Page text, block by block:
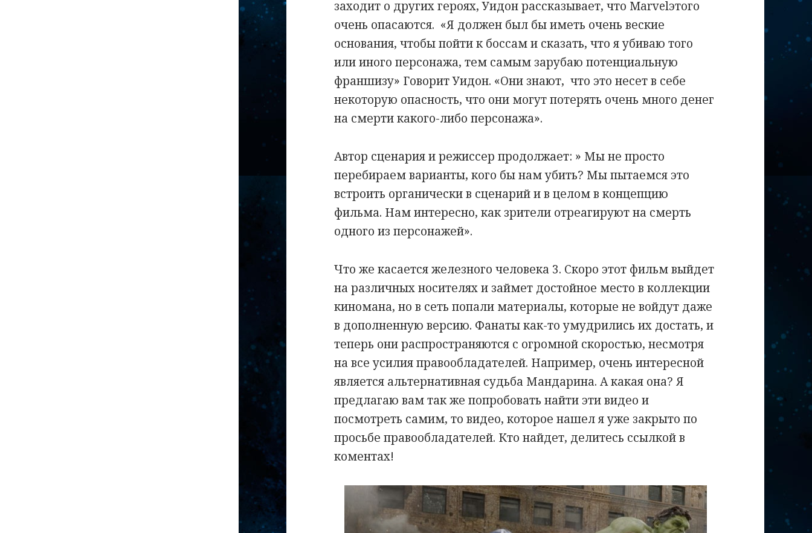
заходит о других героях, Уидон рассказывает, что Marvelэтого
очень опасаются. «Я должен был бы иметь очень веские
основания, чтобы пойти к боссам и сказать, что я убиваю того
или иного персонажа, тем самым зарубаю потенциальную
франшизу» Говорит Уидон. «Они знают, что это несет в себе
некоторую опасность, что они могут потерять очень много денег
на смерти какого-либо персонажа».
Автор сценария и режиссер продолжает: » Мы не просто
перебираем варианты, кого бы нам убить? Мы пытаемся это
встроить органически в сценарий и в целом в концепцию
фильма. Нам интересно, как зрители отреагируют на смерть
одного из персонажей».
Что же касается железного человека 3. Скоро этот фильм выйдет
на различных носителях и займет достойное место в коллекции
киномана, но в сеть попали материалы, которые не войдут даже
в дополненную версию. Фанаты как-то умудрились их достать, и
теперь они распространяются с огромной скоростью, несмотря
на все усилия правообладателей. Например, очень интересной
является альтернативная судьба Мандарина. А какая она? Я
предлагаю вам так же попробовать найти эти видео и
посмотреть самим, то видео, которое нашел я уже закрыто по
просьбе правообладателей. Кто найдет, делитесь ссылкой в
коментах!